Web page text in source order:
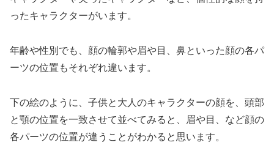
ったキャラクターがいます。
年齢や性別でも、顔の輪郭や眉や目、鼻といった顔の各パ
ーツの位置もそれぞれ違います。
下の絵のように、子供と大人のキャラクターの顔を、頭部
と顎の位置を一致させて並べてみると、眉や目、など顔の
各パーツの位置が違うことがわかると思います。